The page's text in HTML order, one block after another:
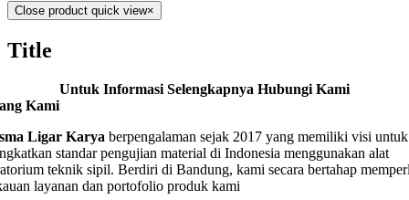
Close product quick view×
Title
Untuk Informasi Selengkapnya Hubungi Kami
Kami
Ligar Karya berpengalaman sejak 2017 yang memiliki visi untuk
standar pengujian material di Indonesia menggunakan alat
teknik sipil. Berdiri di Bandung, kami secara bertahap
layanan dan portofolio produk kami